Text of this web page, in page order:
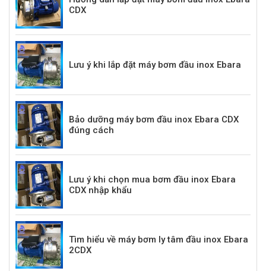
CDX
Lưu ý khi lắp đặt máy bơm đầu inox Ebara
Bảo dưỡng máy bơm đầu inox Ebara CDX
đúng cách
Lưu ý khi chọn mua bơm đầu inox Ebara
CDX nhập khẩu
Tìm hiểu về máy bơm ly tâm đầu inox Ebara
2CDX